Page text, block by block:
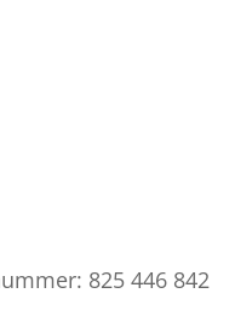
825 446 842